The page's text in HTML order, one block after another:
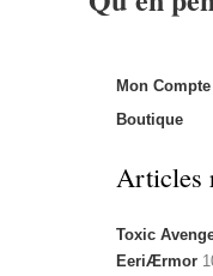
Mon Compte
Boutique
Articles
Toxic
EeriÆrmor